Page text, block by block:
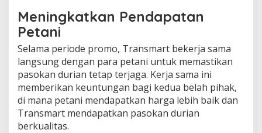
Meningkatkan Pendapatan
Petani
Selama periode promo, Transmart bekerja sama
langsung dengan para petani untuk memastikan
pasokan durian tetap terjaga. Kerja sama ini
memberikan keuntungan bagi kedua belah pihak,
di mana petani mendapatkan harga lebih baik dan
Transmart mendapatkan pasokan durian
berkualitas.